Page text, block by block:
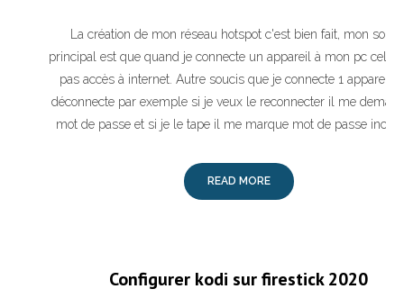
La création de mon réseau hotspot c'est bien fait, mon
principal est que quand je connecte un appareil à mon pc celui
pas accès à internet. Autre soucis que je connecte 1 appareil
déconnecte par exemple si je veux le reconnecter il me
mot de passe et si je le tape il me marque mot de passe
READ MORE
Configurer kodi sur firestick 2020